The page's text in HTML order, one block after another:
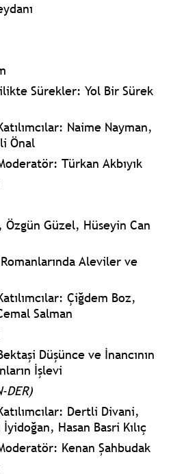
Sürekler: Yol Bir Sürek
Naime Nayman,
Önal
Türkan Akbıyık
Güzel, Hüseyin Can
Aleviler ve
Çiğdem Boz,
Salman
Düşünce ve İnancının
İşlevi
DER)
Dertli Divani,
Hasan Basri Kılıç
Kenan Şahbudak